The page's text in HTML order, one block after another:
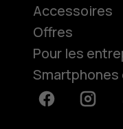
Accessoires
Offres
Pour les
Facebook